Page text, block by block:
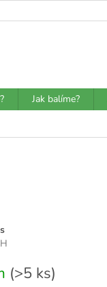
Jak balíme?
(>5 ks)